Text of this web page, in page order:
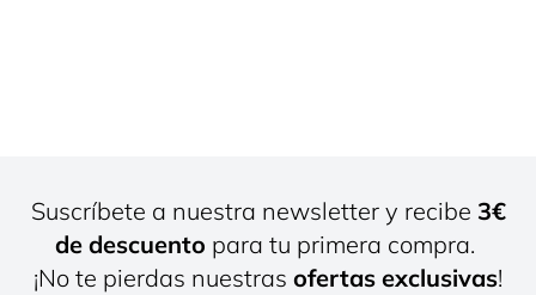
Suscríbete a nuestra newsletter y recibe 3€
de descuento para tu primera compra.
¡No te pierdas nuestras ofertas exclusivas!